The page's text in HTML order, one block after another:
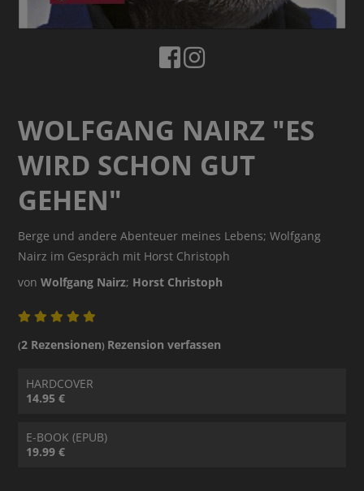
WOLFGANG NAIRZ "ES
WIRD SCHON GUT
GEHEN"
Berge und andere Abenteuer meines Lebens; Wolfgang
Nairz im Gespräch mit Horst Christoph
vonWolfgang Nairz; Horst Christoph
(2 Rezensionen) Rezension verfassen
HARDCOVER
14.95 €
E-BOOK (EPUB)
19.99 €